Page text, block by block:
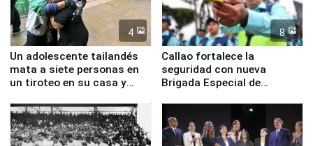
4
Un adolescente tailandés
mata a siete personas en
un tiroteo en su casa y
8
Callao fortalece la
seguridad con nueva
Brigada Especial de
equipamiento para
Serenazgo